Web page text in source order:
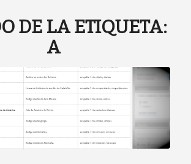
DE LA ETIQUETA:
A